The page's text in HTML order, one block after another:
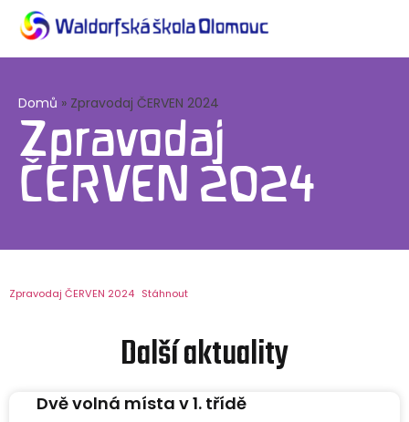
Domů » Zpravodaj ČERVEN 2024
Zpravodaj
ČERVEN 2024
Zpravodaj ČERVEN 2024 Stáhnout
Další aktuality
Dvě volná místa v 1. třídě